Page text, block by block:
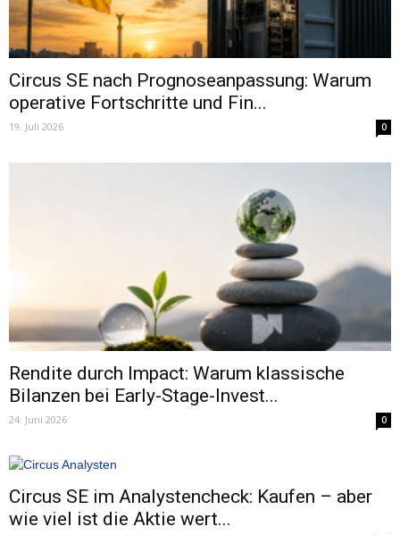
Circus SE nach Prognoseanpassung: Warum
operative Fortschritte und Fin...
19. Juli 2026 0
Rendite durch Impact: Warum klassische
Bilanzen bei Early-Stage-Invest...
24. Juni 2026 0
Circus SE im Analystencheck: Kaufen – aber
wie viel ist die Aktie wert...